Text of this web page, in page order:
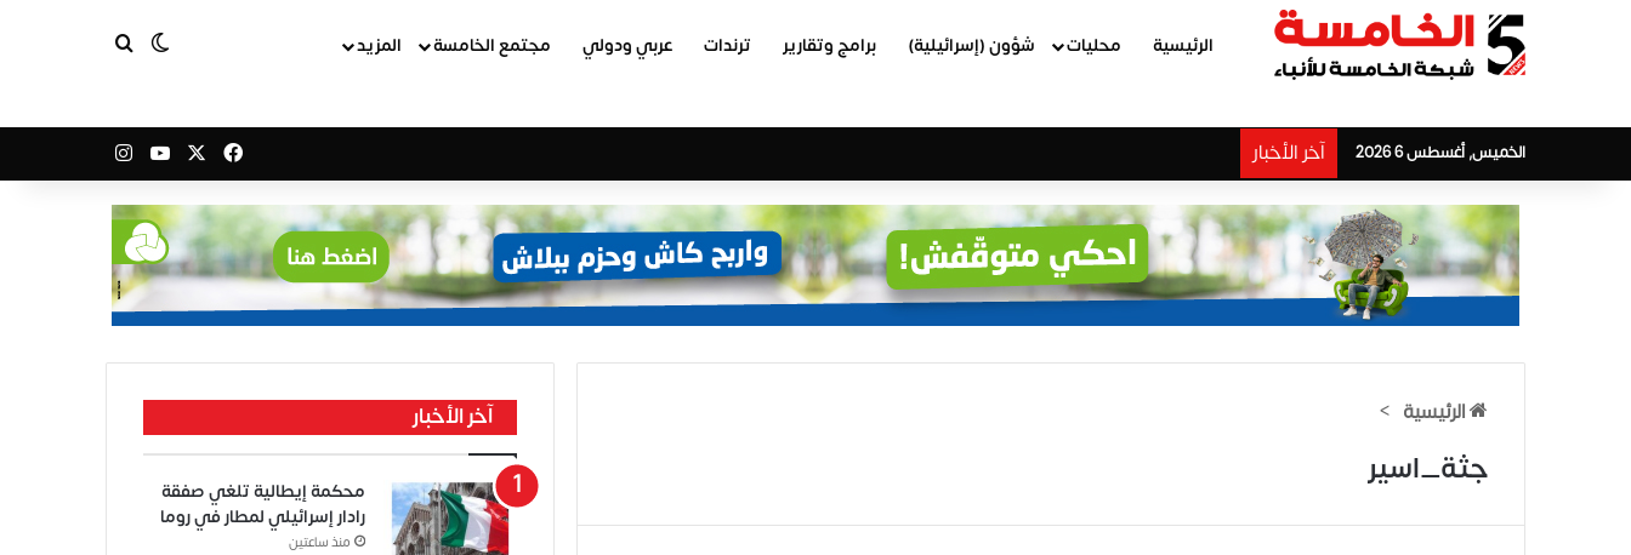
الرئيسية محليات شؤون (إسرائيلية) برامج وتقارير ترندات عربي ودولي مجتمع الخامسة المزيد الوضع المظلم
الخميس, أغسطس 6 2026 آخر الأخبار فيسبوك ‫YouTube
الرئيسية >
جثة_اسير
آخر الأخبار
محكمة إيطالية تلغي صفقة
رادار إسرائيلي لمطار في روما
منذ ساعتين